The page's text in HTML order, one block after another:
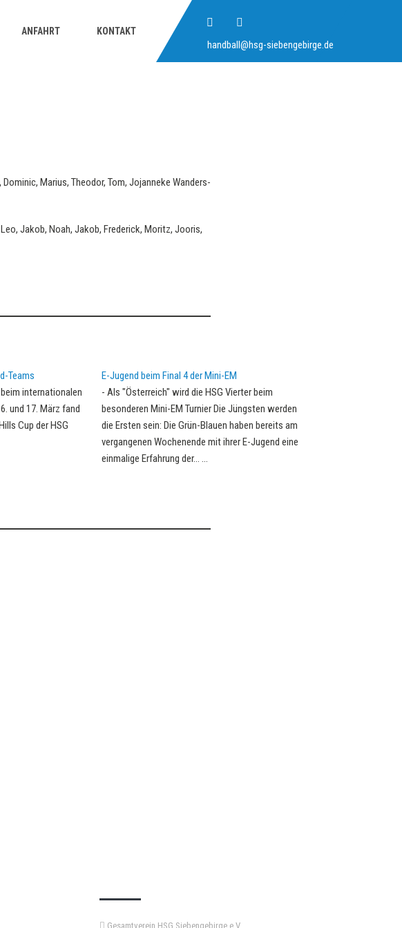
handball@hsg-siebengebirge.de
ANFAHRT KONTAKT
Marius, Theodor, Tom, Jojanneke Wanders-
Jakob, Noah, Jakob, Frederick, Moritz, Jooris,
Teams
internationalen
und 17. März fand
Cup der HSG
E-Jugend beim Final 4 der Mini-EM
- Als "Österreich" wird die HSG Vierter beim
besonderen Mini-EM Turnier Die Jüngsten werden
die Ersten sein: Die Grün-Blauen haben bereits am
vergangenen Wochenende mit ihrer E-Jugend eine
einmalige Erfahrung der… ...
Gesamtverein HSG Siebengebirge e.V.